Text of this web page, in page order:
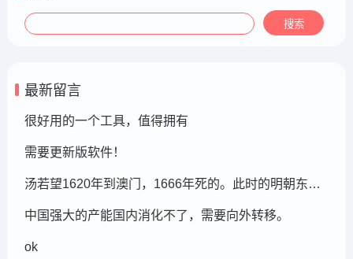
最新留言
很好用的一个工具，值得拥有
需要更新版软件！
汤若望1620年到澳门，1666年死的。此时的明朝东北地区已经被后金国成立了，在明朝灭亡的崇祯年间，汤若望还能和明朝天文学家一起到东北地区做这个制定历法的比赛，很强大啊。鹤岗，在今天的黑龙江省东部的鹤岗市
中国强大的产能国内消化不了，需要向外转移。
ok